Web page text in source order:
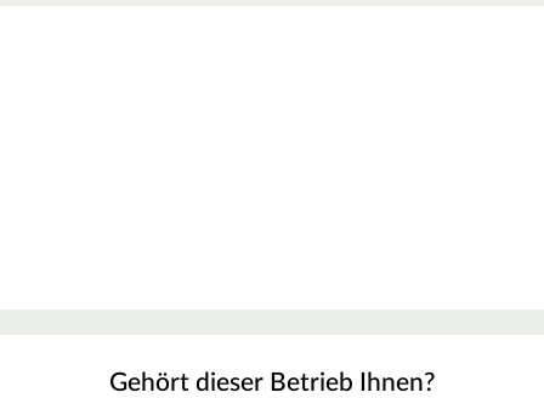
Gehört dieser Betrieb Ihnen?